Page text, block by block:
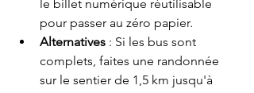
le billet numérique réutilisable
pour passer au zéro papier.
Alternatives : Si les bus sont
complets, faites une randonnée
sur le sentier de 1,5 km jusqu'à